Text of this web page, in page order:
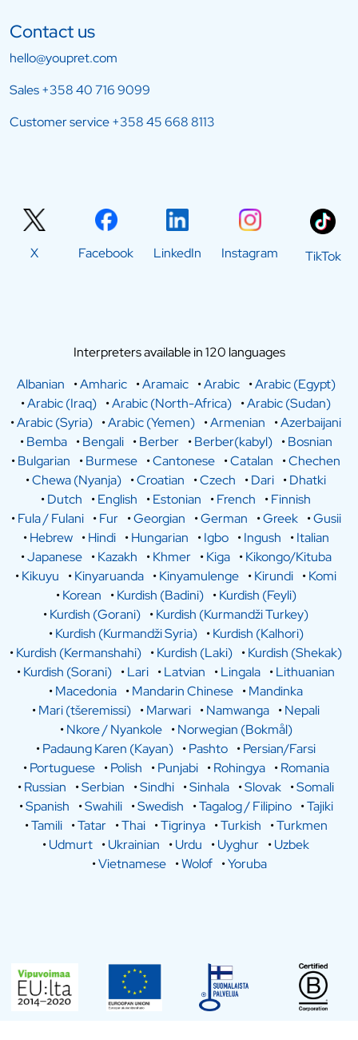
Contact us
hello@youpret.com
Sales+358 40 716 9099
Customer service+358 45 668 8113
X Facebook LinkedIn Instagram TikTok
Interpreters available in 120 languages
Albanian
•Amharic •Aramaic •Arabic •Arabic (Egypt)
•Arabic (Iraq) •Arabic (North-Africa) •Arabic (Sudan)
•Arabic (Syria) •Arabic (Yemen) •Armenian •Azerbaijani
•Bemba •Bengali •Berber •Berber(kabyl) •Bosnian
•Bulgarian •Burmese •Cantonese •Catalan •Chechen
•Chewa (Nyanja) •Croatian •Czech •Dari •Dhatki
•Dutch •English •Estonian •French •Finnish
•Fula / Fulani •Fur •Georgian •German •Greek •Gusii
•Hebrew •Hindi •Hungarian •Igbo •Ingush •Italian
•Japanese •Kazakh •Khmer •Kiga •Kikongo/Kituba
•Kikuyu •Kinyaruanda •Kinyamulenge •Kirundi •Komi
•Korean •Kurdish (Badini) •Kurdish (Feyli)
•Kurdish (Gorani) •Kurdish (Kurmandži Turkey)
•Kurdish (Kurmandži Syria) •Kurdish (Kalhori)
•Kurdish (Kermanshahi) •Kurdish (Laki) •Kurdish (Shekak)
•Kurdish (Sorani) •Lari •Latvian •Lingala •Lithuanian
•Macedonia •Mandarin Chinese •Mandinka
•Mari (tšeremissi) •Marwari •Namwanga •Nepali
•Nkore / Nyankole •Norwegian (Bokmål)
•Padaung Karen (Kayan) •Pashto •Persian/Farsi
•Portuguese •Polish •Punjabi •Rohingya •Romania
•Russian •Serbian •Sindhi •Sinhala •Slovak •Somali
•Spanish •Swahili •Swedish •Tagalog / Filipino •Tajiki
•Tamili •Tatar •Thai •Tigrinya •Turkish •Turkmen
•Udmurt •Ukrainian •Urdu •Uyghur •Uzbek
•Vietnamese •Wolof •Yoruba